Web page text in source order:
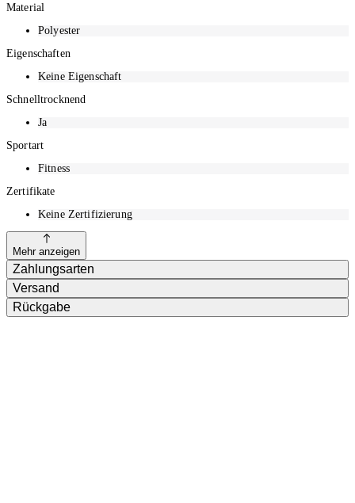
Material
Polyester
Eigenschaften
Keine Eigenschaft
Schnelltrocknend
Ja
Sportart
Fitness
Zertifikate
Keine Zertifizierung
Mehr anzeigen
Zahlungsarten
Versand
Rückgabe